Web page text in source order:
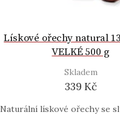
Lískové ořechy natural
VELKÉ 500 g
Skladem
339 Kč
Naturální lískové ořechy se